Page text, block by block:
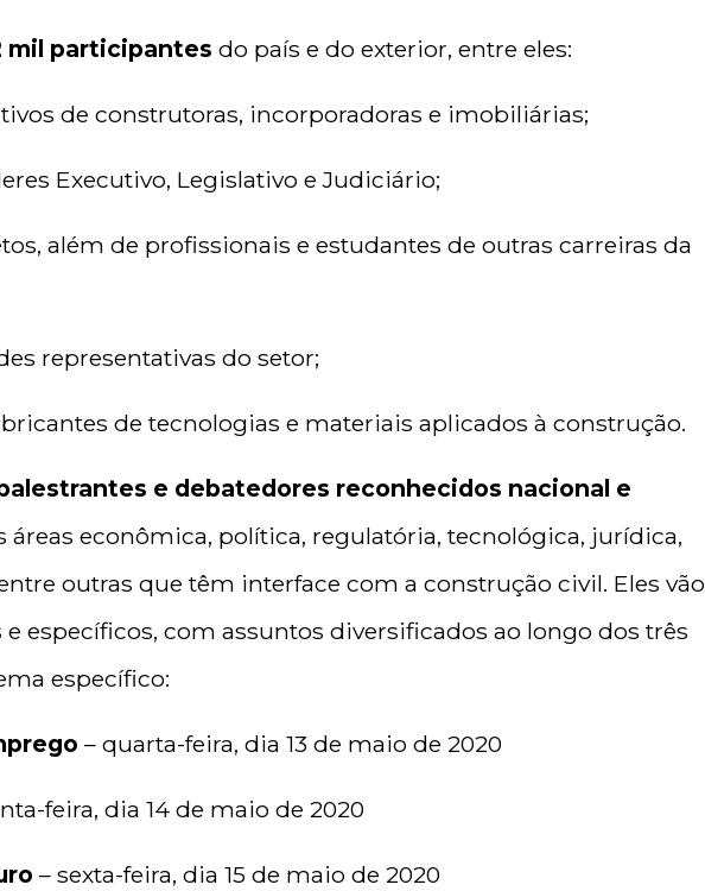
mil participantes do país e do exterior, entre eles:
de construtoras, incorporadoras e imobiliárias;
Executivo, Legislativo e Judiciário;
além de profissionais e estudantes de outras carreiras da
representativas do setor;
de tecnologias e materiais aplicados à construção.
e debatedores reconhecidos nacional e
áreas econômica, política, regulatória, tecnológica, jurídica,
outras que têm interface com a construção civil. Eles vão
específicos, com assuntos diversificados ao longo dos três
específico:
– quarta-feira, dia 13 de maio de 2020
feira, dia 14 de maio de 2020
– sexta-feira, dia 15 de maio de 2020